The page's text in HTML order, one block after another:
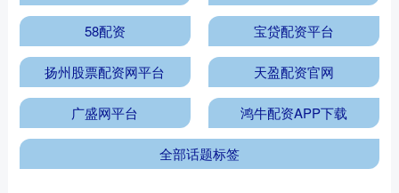
58配资 宝贷配资平台
扬州股票配资网平台 天盈配资官网
广盛网平台 鸿牛配资APP下载
全部话题标签